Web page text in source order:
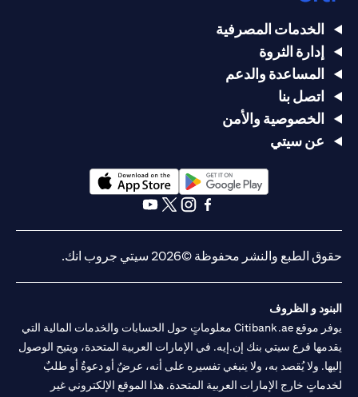
الخدمات المصرفية
إدارة الثروة
المساعدة والدعم
اتصل بنا
الخصوصية والأمن
عن سيتي
(opens in a new tab)
حقوق الطبع والنشر محفوظة ©2026 سيتي جروب انك.
البنود و الظروف
يوفر موقع Citibank.ae معلوماتٍ حول الحسابات والخدمات المالية التي
يقدمها فرع سيتي بنك إن.إيه. في الإمارات العربية المتحدة، ويتيح الوصول
إليها. ولا يُقصد به، ولا ينبغي تفسيره على أنه، عرضٌ أو دعوةٌ أو طلبٌ
لخدماتٍ خارج الإمارات العربية المتحدة. هذا الموقع الإلكتروني غير